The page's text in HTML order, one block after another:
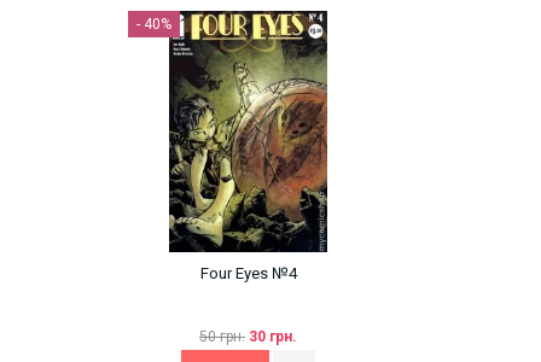
- 40%
Four Eyes №4
50 грн. 30 грн.